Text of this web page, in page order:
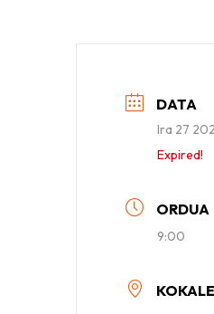
DATA
Ira 27
Expired!
ORDUA
9:00